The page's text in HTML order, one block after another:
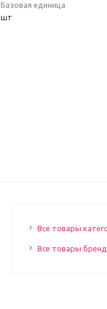
Базовая единица
шт
Все товары
Все товары